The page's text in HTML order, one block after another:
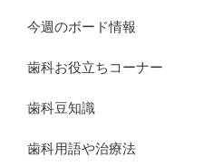
今週のボード情報
歯科お役立ちコーナー
歯科豆知識
歯科用語や治療法